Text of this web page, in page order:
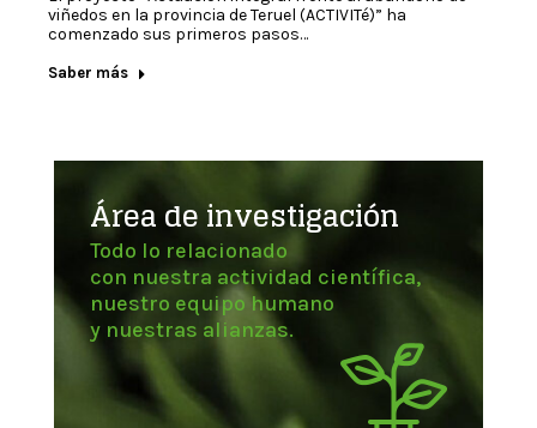
viñedos en la provincia de Teruel (ACTIVITé)” ha
comenzado sus primeros pasos…
Saber más
Área de investigación
Todo lo relacionado
con nuestra actividad científica,
nuestro equipo humano
y nuestras alianzas.